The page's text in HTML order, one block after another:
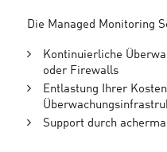
Die Managed Monitoring
Kontinuierliche
oder Firewalls
Entlastung Ihrer
Support durch